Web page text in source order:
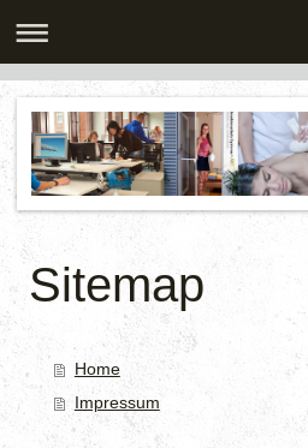
Sitemap
Home
Impressum